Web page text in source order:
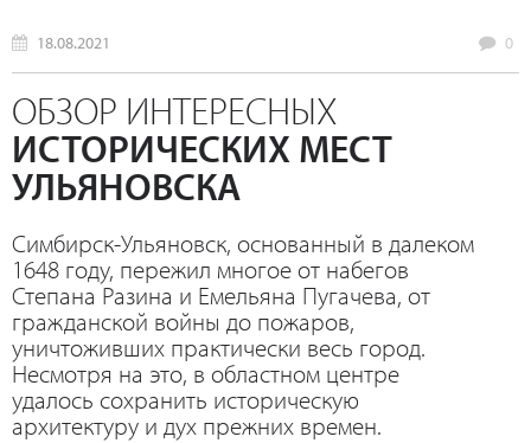
18.08.2021 0
ОБЗОР ИНТЕРЕСНЫХ
ИСТОРИЧЕСКИХ МЕСТ
УЛЬЯНОВСКА
Симбирск-Ульяновск, основанный в далеком
1648 году, пережил многое от набегов
Степана Разина и Емельяна Пугачева, от
гражданской войны до пожаров,
уничтоживших практически весь город.
Несмотря на это, в областном центре
удалось сохранить историческую
архитектуру и дух прежних времен.